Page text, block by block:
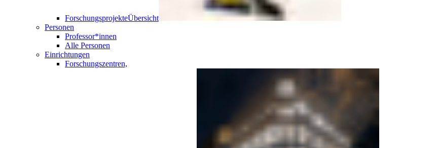
ForschungsprojekteÜbersicht
Personen
Professor*innen
Alle Personen
Einrichtungen
Forschungszentren,